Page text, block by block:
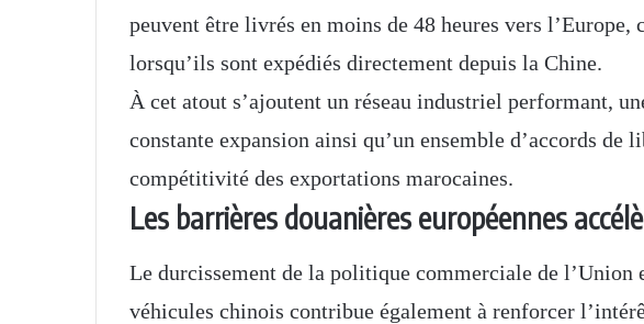
peuvent être livrés en moins de 48 heures vers l’Europe,
lorsqu’ils sont expédiés directement depuis la Chine.
À cet atout s’ajoutent un réseau industriel performant,
constante expansion ainsi qu’un ensemble d’accords de
compétitivité des exportations marocaines.
Les barrières douanières européennes
Le durcissement de la politique commerciale de l’Union
véhicules chinois contribue également à renforcer